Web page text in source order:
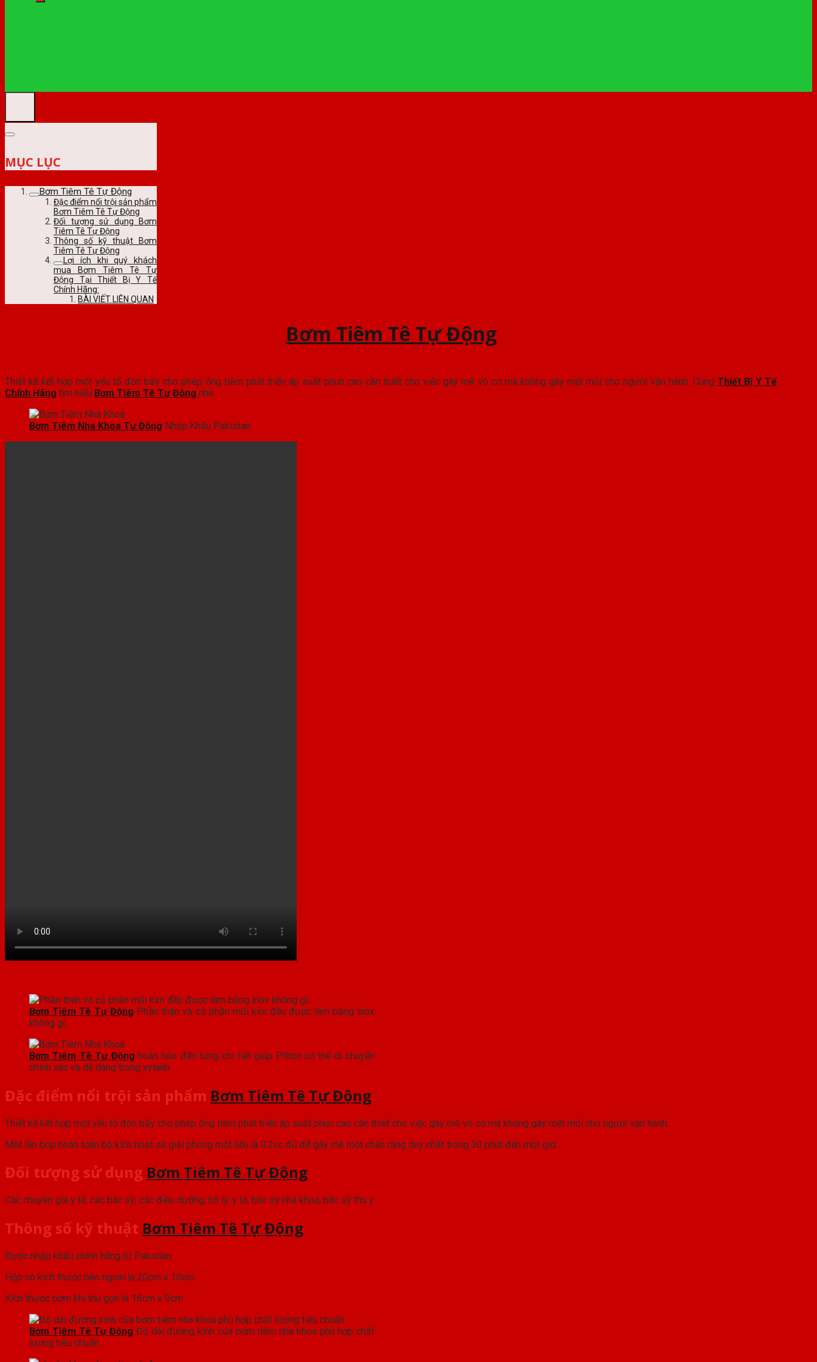
MỤC LỤC
Bơm Tiêm Tê Tự Động
Đặc điểm nổi trội sản phẩm
Bơm Tiêm Tê Tự Động
Đối tượng sử dụng Bơm
Tiêm Tê Tự Động
Thông số kỹ thuật Bơm
Tiêm Tê Tự Động
Lợi ích khi quý khách
mua Bơm Tiêm Tê Tự
Động Tại Thiết Bị Y Tế
Chính Hãng:
BÀI VIẾT LIÊN QUAN
Bơm Tiêm Tê Tự Động
Thiết kế kết hợp một yếu tố đòn bẩy cho phép ống tiêm phát triển áp suất phun cao cần thiết cho việc gây mê vô cơ mà không gây mệt mỏi cho người vận hành. Cùng Thiết Bị Y Tế
Chính Hãng tìm hiểu Bơm Tiêm Tê Tự Động nhé
Bơm Tiêm Nha Khoa Tự Động Nhập Khẩu Pakistan
Bơm Tiêm Tê Tự Động Phần thân và cả phần mũi kim đều được làm bằng inox
không gỉ,
Bơm Tiêm Tê Tự Động hoàn hảo đến từng chi tiết giúp Pitton có thể di chuyển
chính xác và dễ dàng trong xylanh
Đặc điểm nổi trội sản phẩm Bơm Tiêm Tê Tự Động
Thiết kế kết hợp một yếu tố đòn bẩy cho phép ống tiêm phát triển áp suất phun cao cần thiết cho việc gây mê vô cơ mà không gây mệt mỏi cho người vận hành.
Một lần bóp hoàn toàn bộ kích hoạt sẽ giải phóng một liều là 0.2cc đủ để gây mê một chân răng duy nhất trong 30 phút đến một giờ.
Đối tượng sử dụng Bơm Tiêm Tê Tự Động
Các chuyên gia y tế, các bác sỹ, các điều dưỡng, hộ lý, y tá, bác sỹ nha khoa, bác sỹ thú y …
Thông số kỹ thuật Bơm Tiêm Tê Tự Động
Được nhập khẩu chính hãng từ Pakistan
Hộp có kích thước bên ngoài là 20cm x 10cm
Kích thước bơm khi thu gọn là 16cm x 9cm
Bơm Tiêm Tê Tự Động Độ dài đường kính của bơm tiêm nha khoa phù hợp chất
lượng tiêu chuẩn.